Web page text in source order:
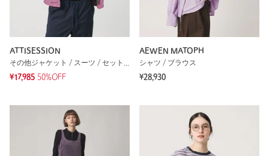
ATTISESSION
その他ジャケット / スーツ / セットアップ
¥17,985 50%OFF
AEWEN MATOPH
シャツ / ブラウス
¥28,930